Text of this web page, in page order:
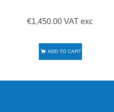
€1,450.00 VAT exc
ADD TO CART